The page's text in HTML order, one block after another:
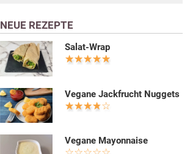
NEUE REZEPTE
Salat-Wrap
Vegane Jackfrucht Nuggets
Vegane Mayonnaise